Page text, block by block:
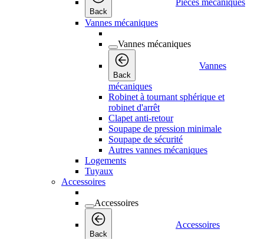
Back
Pièces mécaniques
Vannes mécaniques
Vannes mécaniques
Back
Vannes
mécaniques
Robinet à tournant sphérique et
robinet d'arrêt
Clapet anti-retour
Soupape de pression minimale
Soupape de sécurité
Autres vannes mécaniques
Logements
Tuyaux
Accessoires
Accessoires
Back
Accessoires